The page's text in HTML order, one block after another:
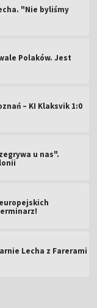
"Nie byliśmy
Polaków. Jest
– KI Klaksvik 1:0
u nas".
Lecha z Farerami